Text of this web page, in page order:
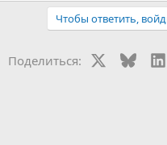
Чтобы ответить,
Поделиться: